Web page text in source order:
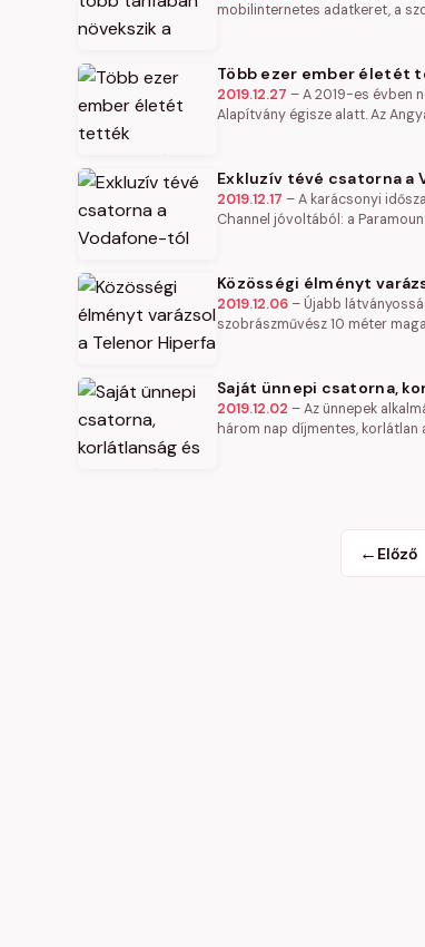
mobilinternetes adatkeret, a
Több ezer ember életét
2019.12.27 –A 2019-es évben
Alapítvány égisze alatt. Az
Exkluzív tévé csatorna a
2019.12.17 –A karácsonyi
Channel jóvoltából: a
Közösségi élményt
2019.12.06 – Újabb
szobrászművész 10 méter
Saját ünnepi csatorna,
2019.12.02 –Az ünnepek
három nap díjmentes,
← Előző